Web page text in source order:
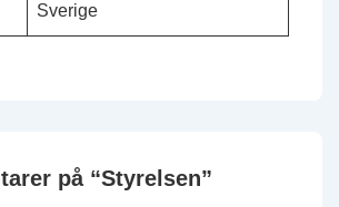
Sverige
på “Styrelsen”